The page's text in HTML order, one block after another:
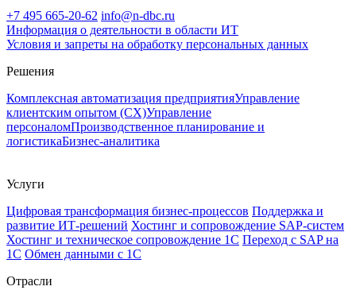
+7 495 665-20-62 info@n-dbc.ru
Информация о деятельности в области ИТ
Условия и запреты на обработку персональных данных
Решения
Комплексная автоматизация предприятияУправление
клиентским опытом (CX)Управление
персоналомПроизводственное планирование и
логистикаБизнес-аналитика
Услуги
Цифровая трансформация бизнес-процессов Поддержка и
развитие ИТ-решений Хостинг и сопровождение SAP-систем
Хостинг и техническое сопровождение 1С Переход с SAP на
1С Обмен данными с 1С
Отрасли